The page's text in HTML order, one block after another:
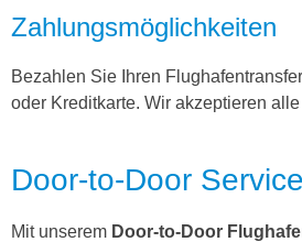
Zahlungsmöglichkeiten
Bezahlen Sie Ihren
oder Kreditkarte. Wir akzeptieren
Door-to-Door Service
Mit unserem Door-to-Door